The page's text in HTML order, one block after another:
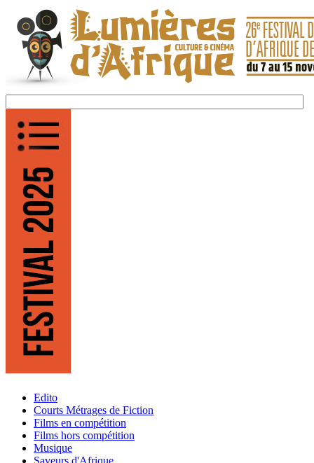
Edito
Courts Métrages de Fiction
Films en compétition
Films hors compétition
Musique
Saveurs d'Afrique